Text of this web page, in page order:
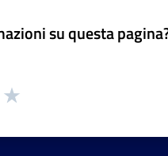
su questa